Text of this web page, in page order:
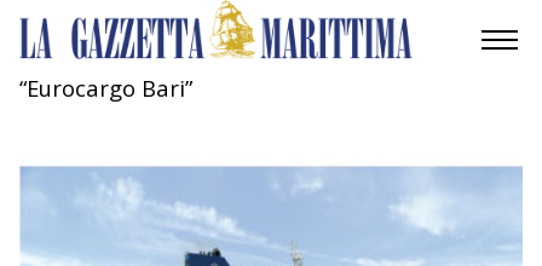
AMBIENTE
MOBILITÀ
“Eurocargo Bari”